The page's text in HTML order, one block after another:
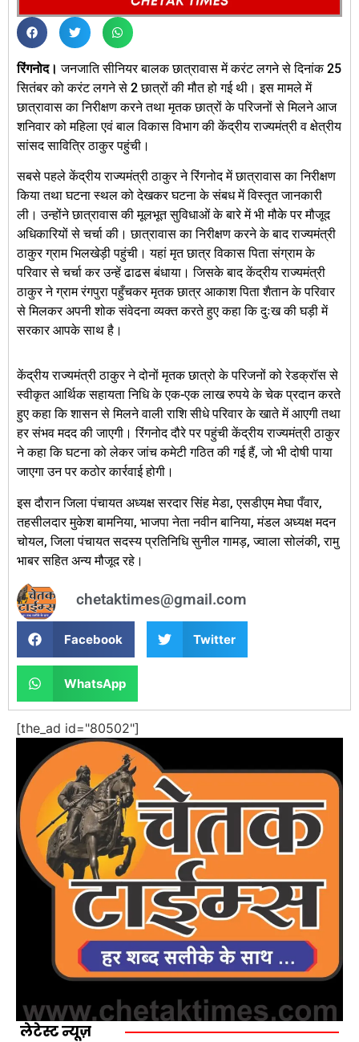
रिंगनोद।जनजाति सीनियर बालक छात्रावास में करंट लगने से दिनांक 25
सितंबर को करंट लगने से 2 छात्रों की मौत हो गई थी। इस मामले में
छात्रावास का निरीक्षण करने तथा मृतक छात्रों के परिजनों से मिलने आज
शनिवार को महिला एवं बाल विकास विभाग की केंद्रीय राज्यमंत्री व क्षेत्रीय
सांसद सावित्रि ठाकुर पहुंची।
सबसे पहले केंद्रीय राज्यमंत्री ठाकुर ने रिंगनोद में छात्रावास का निरीक्षण
किया तथा घटना स्थल को देखकर घटना के संबध में विस्तृत जानकारी
ली। उन्होंने छात्रावास की मूलभूत सुविधाओं के बारे में भी मौके पर मौजूद
अधिकारियों से चर्चा की। छात्रावास का निरीक्षण करने के बाद राज्यमंत्री
ठाकुर ग्राम भिलखेड़ी पहुंची। यहां मृत छात्र विकास पिता संग्राम के
परिवार से चर्चा कर उन्हें ढाढस बंधाया। जिसके बाद केंद्रीय राज्यमंत्री
ठाकुर ने ग्राम रंगपुरा पहुँचकर मृतक छात्र आकाश पिता शैतान के परिवार
से मिलकर अपनी शोक संवेदना व्यक्त करते हुए कहा कि दुःख की घड़ी में
सरकार आपके साथ है।
केंद्रीय राज्यमंत्री ठाकुर ने दोनों मृतक छात्रो के परिजनों को रेडक्रॉस से
स्वीकृत आर्थिक सहायता निधि के एक-एक लाख रुपये के चेक प्रदान करते
हुए कहा कि शासन से मिलने वाली राशि सीधे परिवार के खाते में आएगी तथा
हर संभव मदद की जाएगी। रिंगनोद दौरे पर पहुंची केंद्रीय राज्यमंत्री ठाकुर
ने कहा कि घटना को लेकर जांच कमेटी गठित की गई हैं, जो भी दोषी पाया
जाएगा उन पर कठोर कार्रवाई होगी।
इस दौरान जिला पंचायत अध्यक्ष सरदार सिंह मेडा, एसडीएम मेघा पँवार,
तहसीलदार मुकेश बामनिया, भाजपा नेता नवीन बानिया, मंडल अध्यक्ष मदन
चोयल, जिला पंचायत सदस्य प्रतिनिधि सुनील गामड़, ज्वाला सोलंकी, रामु
भाबर सहित अन्य मौजूद रहे।
chetaktimes@gmail.com
Facebook Twitter
WhatsApp
[the_ad id="80502"]
लेटेस्ट न्यूज़